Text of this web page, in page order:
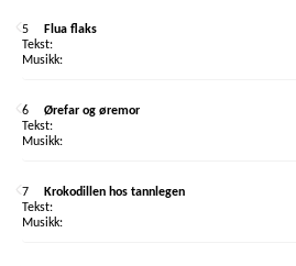
5 Flua flaks
6 Ørefar og øremor
7 Krokodillen hos tannlegen